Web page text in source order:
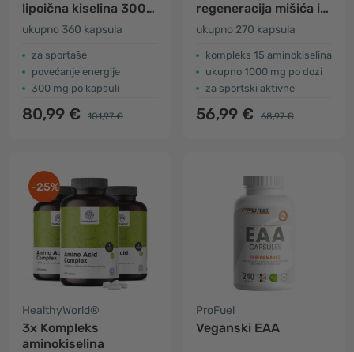
lipoična kiselina 300
mg
ukupno 360 kapsula
za sportaše
povećanje energije
300 mg po kapsuli
80,99 € 101,97 €
regeneracija mišića i
zglobova
ukupno 270 kapsula
kompleks 15 aminokiselina
ukupno 1000 mg po dozi
za sportski aktivne
56,99 € 68,97 €
-25%
HealthyWorld®
3x Kompleks
aminokiselina
ProFuel
Veganski EAA